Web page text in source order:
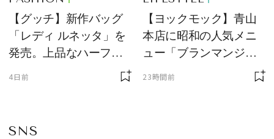
【グッチ】新作バッグ
「レディ ルネッタ」を
発売。上品なハーフム
ーン型がスタイリング
4日前
【ヨックモック】青山
本店に昭和の人気メニ
ュー「ブランマンジ
ェ」「ダックワーズ」
23時間前
SNS